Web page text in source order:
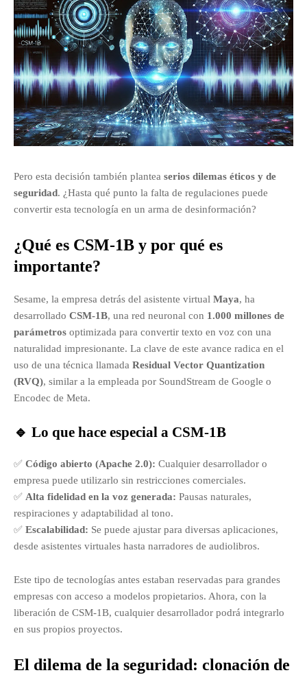
Pero esta decisión también plantea serios dilemas éticos y de
seguridad. ¿Hasta qué punto la falta de regulaciones puede
convertir esta tecnología en un arma de desinformación?
¿Qué es CSM-1B y por qué es
importante?
Sesame, la empresa detrás del asistente virtual Maya, ha
desarrollado CSM-1B, una red neuronal con 1.000 millones de
parámetros optimizada para convertir texto en voz con una
naturalidad impresionante. La clave de este avance radica en el
uso de una técnica llamada Residual Vector Quantization
(RVQ), similar a la empleada por SoundStream de Google o
Encodec de Meta.
🔹 Lo que hace especial a CSM-1B
✅ Código abierto (Apache 2.0): Cualquier desarrollador o
empresa puede utilizarlo sin restricciones comerciales.
✅ Alta fidelidad en la voz generada: Pausas naturales,
respiraciones y adaptabilidad al tono.
✅ Escalabilidad: Se puede ajustar para diversas aplicaciones,
desde asistentes virtuales hasta narradores de audiolibros.
Este tipo de tecnologías antes estaban reservadas para grandes
empresas con acceso a modelos propietarios. Ahora, con la
liberación de CSM-1B, cualquier desarrollador podrá integrarlo
en sus propios proyectos.
El dilema de la seguridad: clonación de